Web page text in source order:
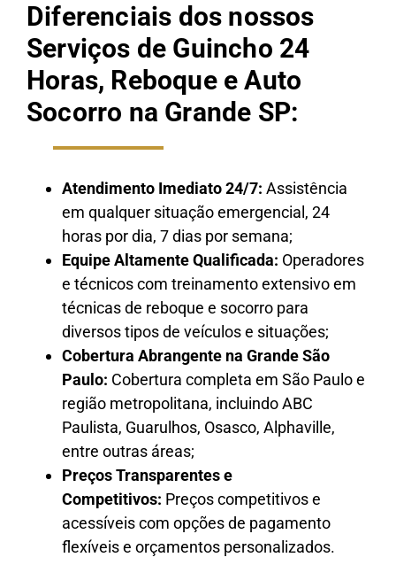
Diferenciais dos nossos
Serviços de Guincho 24
Horas, Reboque e Auto
Socorro na Grande SP:
Atendimento Imediato 24/7: Assistência
em qualquer situação emergencial, 24
horas por dia, 7 dias por semana;
Equipe Altamente Qualificada: Operadores
e técnicos com treinamento extensivo em
técnicas de reboque e socorro para
diversos tipos de veículos e situações;
Cobertura Abrangente na Grande São
Paulo: Cobertura completa em São Paulo e
região metropolitana, incluindo ABC
Paulista, Guarulhos, Osasco, Alphaville,
entre outras áreas;
Preços Transparentes e
Competitivos: Preços competitivos e
acessíveis com opções de pagamento
flexíveis e orçamentos personalizados.